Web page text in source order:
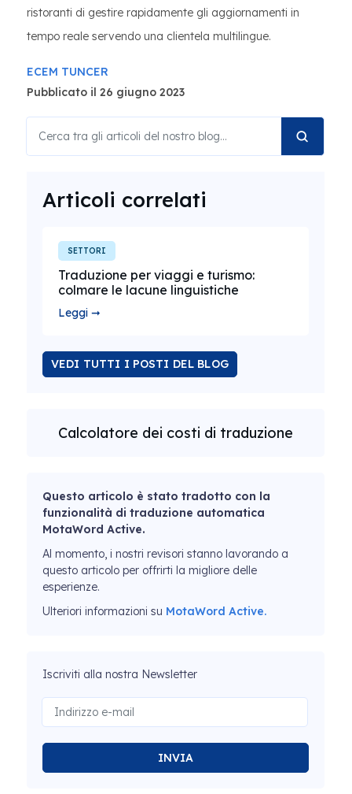
ristoranti di gestire rapidamente gli aggiornamenti in
tempo reale servendo una clientela multilingue.
ECEM TUNCER
Pubblicato il 26 giugno 2023
Articoli correlati
SETTORI
Traduzione per viaggi e turismo:
colmare le lacune linguistiche
Leggi ➞
VEDI TUTTI I POSTI DEL BLOG
Calcolatore dei costi di traduzione
Questo articolo è stato tradotto con la
funzionalità di traduzione automatica
MotaWord Active.
Al momento, i nostri revisori stanno lavorando a
questo articolo per offrirti la migliore delle
esperienze.
Ulteriori informazioni su MotaWord Active.
Iscriviti alla nostra Newsletter
INVIA